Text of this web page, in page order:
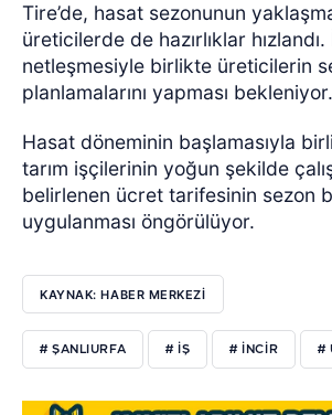
Tire’de, hasat sezonunun
üreticilerde de hazırlıklar
netleşmesiyle birlikte üreticilerin
planlamalarını yapması bekleniyor.
Hasat döneminin başlamasıyla
tarım işçilerinin yoğun şekilde
belirlenen ücret tarifesinin sezon
uygulanması öngörülüyor.
KAYNAK: HABER MERKEZİ
# ŞANLIURFA # IŞ # INCIR #